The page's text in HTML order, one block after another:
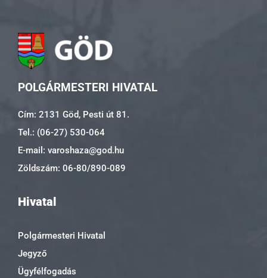
POLGÁRMESTERI HIVATAL
Cím: 2131 Göd, Pesti út 81.
Tel.: (06-27) 530-064
E-mail: varoshaza@god.hu
Zöldszám: 06-80/890-089
Hivatal
Polgármesteri Hivatal
Jegyző
Ügyfélfogadás